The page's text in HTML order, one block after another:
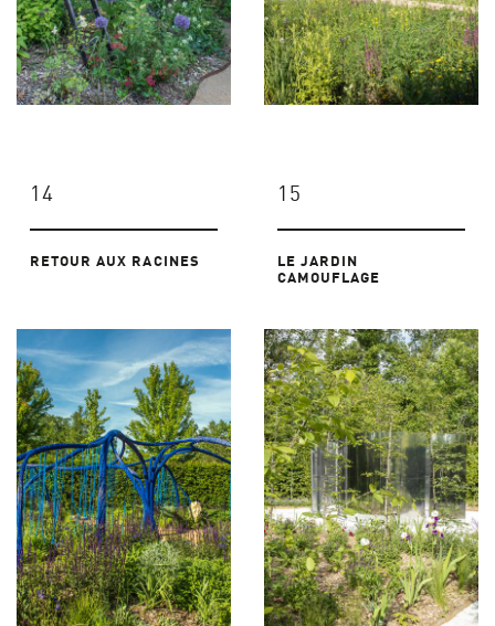
14
RETOUR AUX RACINES
15
LE JARDIN
CAMOUFLAGE